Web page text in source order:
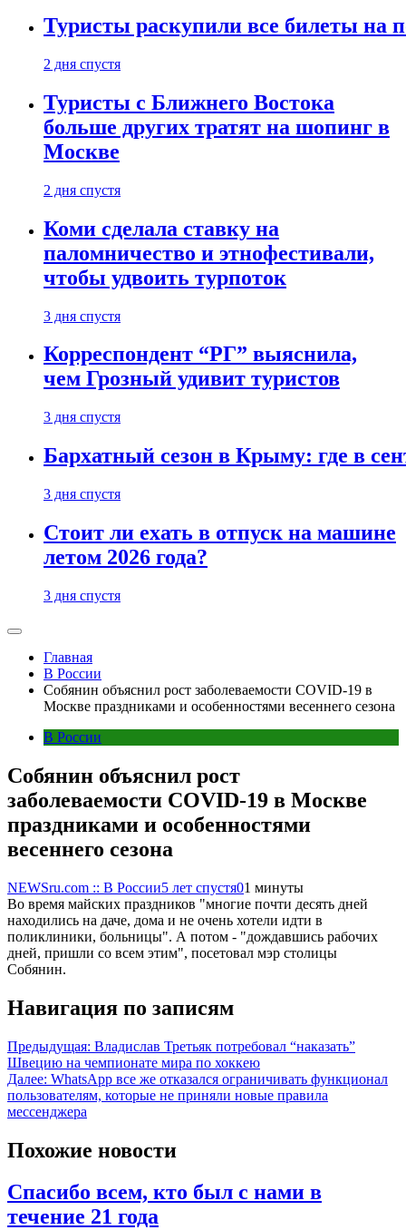
Туристы раскупили все билеты на
2 дня спустя
Туристы с Ближнего Востока
больше других тратят на шопинг в
Москве
2 дня спустя
Коми сделала ставку на
паломничество и этнофестивали,
чтобы удвоить турпоток
3 дня спустя
Корреспондент “РГ” выяснила,
чем Грозный удивит туристов
3 дня спустя
Бархатный сезон в Крыму: где в
3 дня спустя
Стоит ли ехать в отпуск на машине
летом 2026 года?
3 дня спустя
Главная
В России
Собянин объяснил рост заболеваемости COVID-19 в
Москве праздниками и особенностями весеннего сезона
В России
Собянин объяснил рост
заболеваемости COVID-19 в Москве
праздниками и особенностями
весеннего сезона
NEWSru.com :: В России5 лет спустя01 минуты
Во время майских праздников "многие почти десять дней
находились на даче, дома и не очень хотели идти в
поликлиники, больницы". А потом - "дождавшись рабочих
дней, пришли со всем этим", посетовал мэр столицы
Собянин.
Навигация по записям
Предыдущая: Владислав Третьяк потребовал “наказать”
Швецию на чемпионате мира по хоккею
Далее: WhatsApp все же отказался ограничивать функционал
пользователям, которые не приняли новые правила
мессенджера
Похожие новости
Спасибо всем, кто был с нами в
течение 21 года